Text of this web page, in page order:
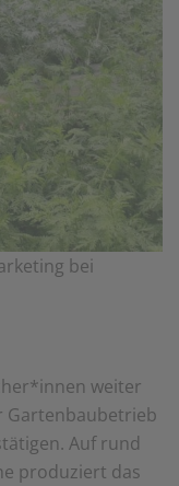
bei
weiter
Gartenbaubetrieb
Auf rund
produziert das